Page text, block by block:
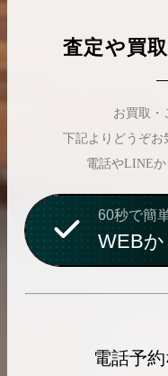
査定や買
お買取・
下記よりどうぞお
電話やLINE
60秒で簡
WEB
電話予